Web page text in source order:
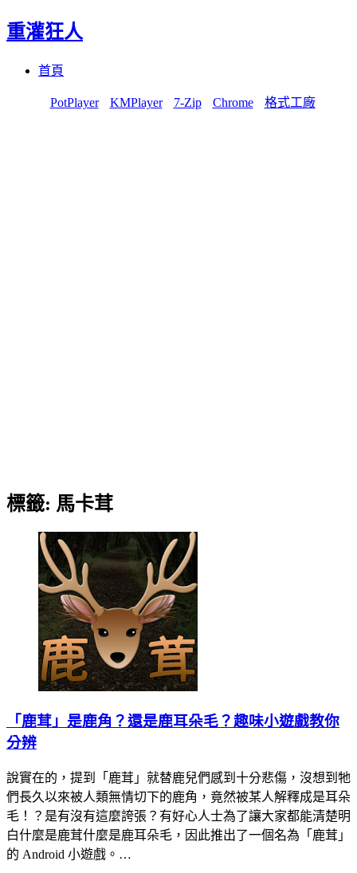
重灌狂人
首頁
PotPlayer KMPlayer 7-Zip Chrome 格式工廠
標籤: 馬卡茸
「鹿茸」是鹿角？還是鹿耳朵毛？趣味小遊戲教你
分辨
說實在的，提到「鹿茸」就替鹿兒們感到十分悲傷，沒想到牠
們長久以來被人類無情切下的鹿角，竟然被某人解釋成是耳朵
毛！？是有沒有這麼誇張？有好心人士為了讓大家都能清楚明
白什麼是鹿茸什麼是鹿耳朵毛，因此推出了一個名為「鹿茸」
的 Android 小遊戲。…